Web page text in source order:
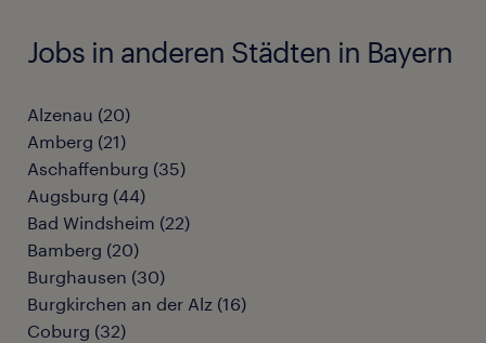
Jobs in anderen Städten in Bayern
Alzenau (20)
Amberg (21)
Aschaffenburg (35)
Augsburg (44)
Bad Windsheim (22)
Bamberg (20)
Burghausen (30)
Burgkirchen an der Alz (16)
Coburg (32)